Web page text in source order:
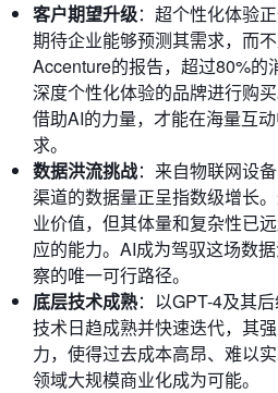
客户期望升级：超个性化体验
期待企业能够预测其需求，而
Accenture的报告，超过80%的
深度个性化体验的品牌进行购
借助AI的力量，才能在海量互
求。
数据洪流挑战：来自物联网设
渠道的数据量正呈指数级增长
业价值，但其体量和复杂性已
应的能力。AI成为驾驭这场数
察的唯一可行路径。
底层技术成熟：以GPT-4及其
技术日趋成熟并快速迭代，其
力，使得过去成本高昂、难以
领域大规模商业化成为可能。